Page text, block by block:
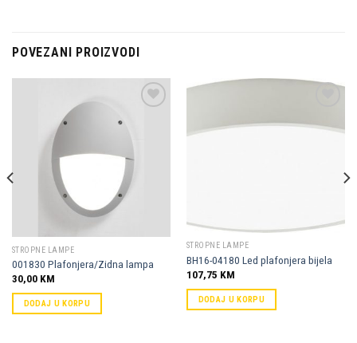
POVEZANI PROIZVODI
omiljene
STROPNE LAMPE
001830 Plafonjera/Zidna lampa
30,00 KM
DODAJ U KORPU
STROPNE LAMPE
BH16-04180 Led plafonjera bijela
107,75 KM
DODAJ U KORPU